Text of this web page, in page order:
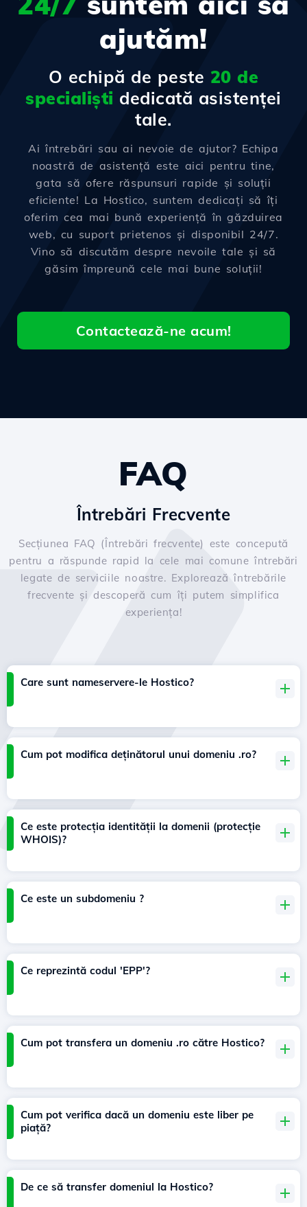
ajutăm!
O echipă de peste 20 de
specialiști dedicată asistenței
tale.
Ai întrebări sau ai nevoie de ajutor? Echipa
noastră de asistență este aici pentru tine,
gata să ofere răspunsuri rapide și soluții
eficiente! La Hostico, suntem dedicați să îți
oferim cea mai bună experiență în găzduirea
web, cu suport prietenos și disponibil 24/7.
Vino să discutăm despre nevoile tale și să
găsim împreună cele mai bune soluții!
Contactează-ne acum!
FAQ
Întrebări Frecvente
Secțiunea FAQ (Întrebări frecvente) este concepută
pentru a răspunde rapid la cele mai comune întrebări
legate de serviciile noastre. Explorează întrebările
frecvente și descoperă cum îți putem simplifica
experiența!
Care sunt nameservere-le Hostico?
Cum pot modifica deținătorul unui domeniu .ro?
Ce este protecția identității la domenii (protecție
WHOIS)?
Ce este un subdomeniu ?
Ce reprezintă codul 'EPP'?
Cum pot transfera un domeniu .ro către Hostico?
Cum pot verifica dacă un domeniu este liber pe
piață?
De ce să transfer domeniul la Hostico?